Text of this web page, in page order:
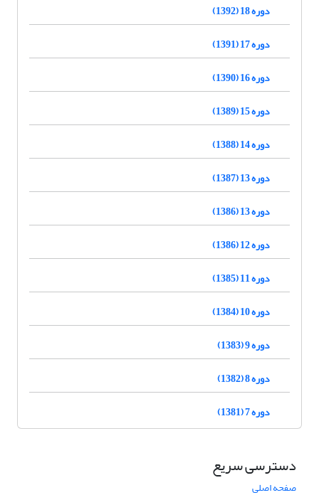
دوره 18 (1392)
دوره 17 (1391)
دوره 16 (1390)
دوره 15 (1389)
دوره 14 (1388)
دوره 13 (1387)
دوره 13 (1386)
دوره 12 (1386)
دوره 11 (1385)
دوره 10 (1384)
دوره 9 (1383)
دوره 8 (1382)
دوره 7 (1381)
دسترسی سریع
صفحه اصلی